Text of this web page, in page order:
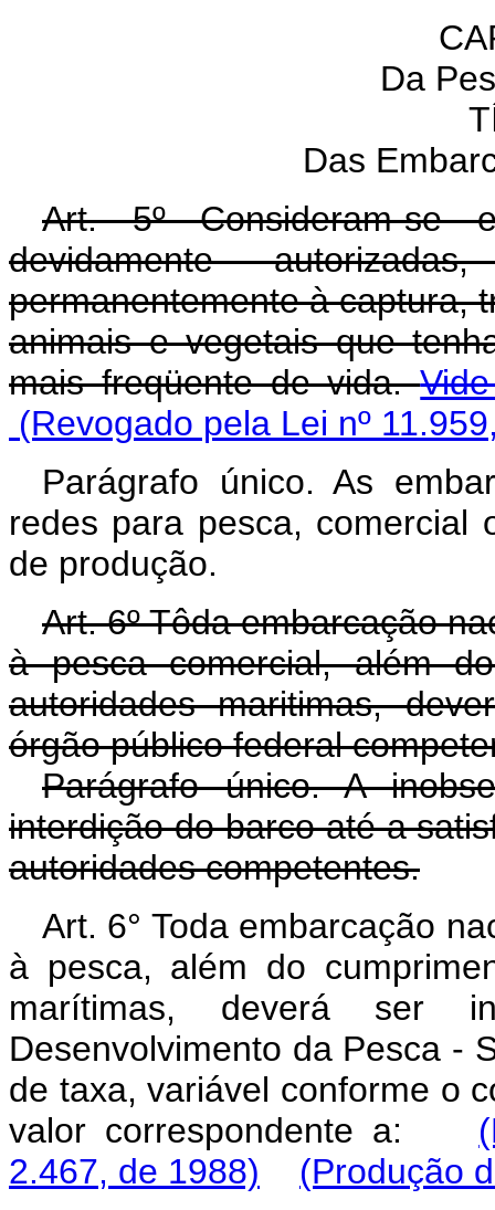
Da
Das
Art. 5º Consideram-se
devidamente
permanentemente à captura,
animais e vegetais que
mais freqüente de vida.
(Revogado pela Lei nº
Parágrafo único. As
redes para pesca, comercial
de produção.
Art. 6º Tôda embarcação
à pesca comercial, além
autoridades maritimas,
órgão público federal
Parágrafo único. A
interdição do barco até a
autoridades competentes.
Art. 6° Toda embarcação
à pesca, além do
marítimas, deverá ser
Desenvolvimento da Pesca -
de taxa, variável conforme o
valor correspondente a:
2.467, de 1988)
(Produção